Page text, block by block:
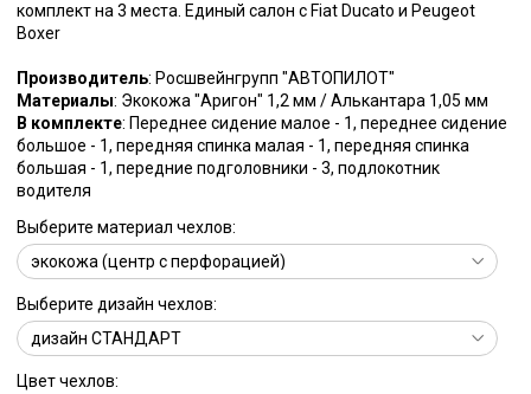
комплект на 3 места. Единый салон с Fiat Ducato и Peugeot
Boxer
Производитель: Росшвейнгрупп "АВТОПИЛОТ"
Материалы: Экокожа "Аригон" 1,2 мм / Алькантара 1,05 мм
В комплекте: Переднее сидение малое - 1, переднее сидение
большое - 1, передняя спинка малая - 1, передняя спинка
большая - 1, передние подголовники - 3, подлокотник
водителя
Выберите материал чехлов:
Выберите дизайн чехлов:
Цвет чехлов: